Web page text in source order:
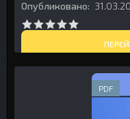
Опубликовано:
PDF